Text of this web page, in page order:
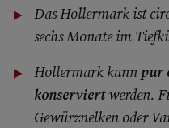
Das Hollermark ist
sechs Monate im
Hollermark kannpur
konserviertwerden.
Gewürznelken oder